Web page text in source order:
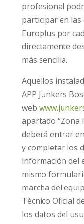
profesional
participar en las
Europlus por
directamente
más sencilla.
Aquellos
APP Junkers
web
apartado “Zona
deberá entrar
y completar los
información del
mismo
marcha del
Técnico Oficial
los datos del